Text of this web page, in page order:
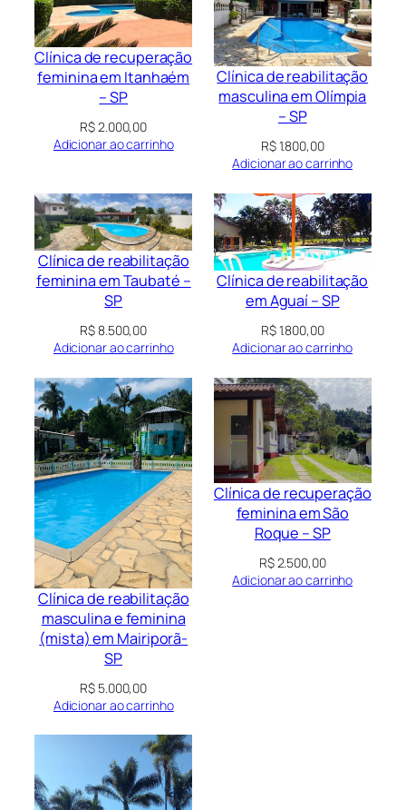
Clínica de recuperação
feminina em Itanhaém
– SP
R$2.000,00
Adicionar ao carrinho
Clínica de reabilitação
masculina em Olímpia
– SP
R$1.800,00
Adicionar ao carrinho
Clínica de reabilitação
feminina em Taubaté –
SP
R$8.500,00
Adicionar ao carrinho
Clínica de reabilitação
em Aguaí – SP
R$1.800,00
Adicionar ao carrinho
Clínica de reabilitação
masculina e feminina
(mista) em Mairiporã-
SP
R$ 5.000,00
Adicionar ao carrinho
Clínica de recuperação
feminina em São
Roque – SP
R$2.500,00
Adicionar ao carrinho